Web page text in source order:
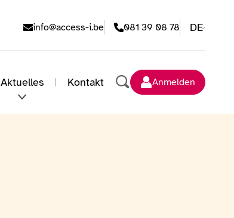
E-Mail-Adresse
info@access-i.be Telefonnummer
081 39 08 78 DE
Aktuelles Kontakt
Suche durchführen
Anmelden